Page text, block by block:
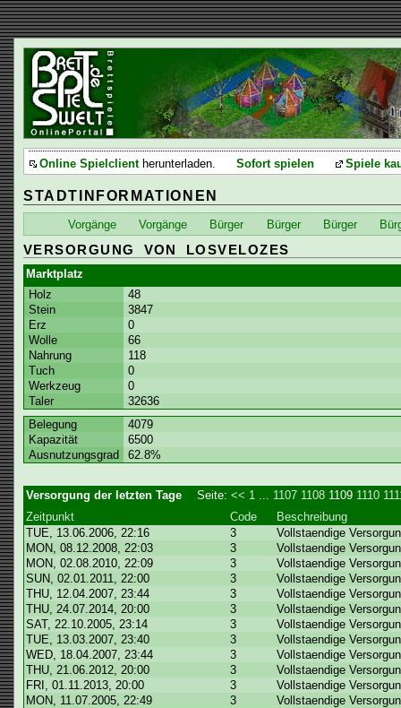
Online Spielclientherunterladen. Sofort spielen Spiele
STADTINFORMATIONEN
Vorgänge Vorgänge Bürger Bürger Bürger
VERSORGUNG VON LOSVELOZES
Marktplatz
Holz
48
Stein
3847
Erz
0
Wolle
66
Nahrung
118
Tuch
0
Werkzeug
0
Taler
32636
Belegung
4079
Kapazität
6500
Ausnutzungsgrad
62.8%
Versorgung der letzten Tage Seite:<< 1 1107 1108 1109 1110
Zeitpunkt
Code
Beschreibung
TUE, 13.06.2006, 22:16
3
Vollstaendige
MON, 08.12.2008, 22:03
3
Vollstaendige
MON, 02.08.2010, 22:09
3
Vollstaendige
SUN, 02.01.2011, 22:00
3
Vollstaendige
THU, 12.04.2007, 23:44
3
Vollstaendige
THU, 24.07.2014, 20:00
3
Vollstaendige
SAT, 22.10.2005, 23:14
3
Vollstaendige
TUE, 13.03.2007, 23:40
3
Vollstaendige
WED, 18.04.2007, 23:44
3
Vollstaendige
THU, 21.06.2012, 20:00
3
Vollstaendige
FRI, 01.11.2013, 20:00
3
Vollstaendige
MON, 11.07.2005, 22:49
3
Vollstaendige